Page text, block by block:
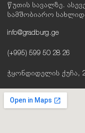
წუთის სავალზე.
სამშობიარო
info@gradburg.ge
(+995) 599 50 28 26
ჭყონდიდელის ქუჩა,